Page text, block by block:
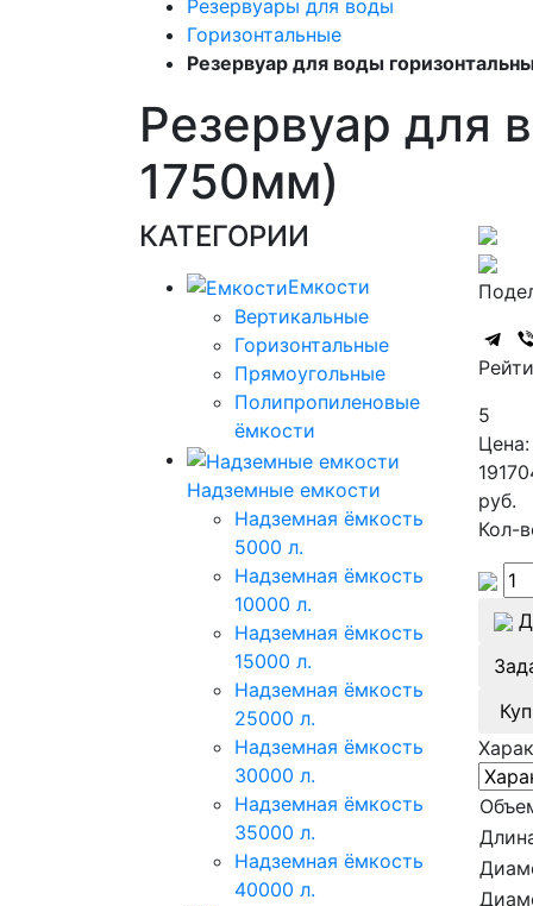
Резервуары для воды
Горизонтальные
Резервуар для воды
Резервуар для
1750мм)
КАТЕГОРИИ
Емкости
Вертикальные
Горизонтальные
Прямоугольные
Полипропиленовые
ёмкости
Надземные емкости
Надземная ёмкость
5000 л.
Надземная ёмкость
10000 л.
Надземная ёмкость
15000 л.
Надземная ёмкость
25000 л.
Надземная ёмкость
30000 л.
Надземная ёмкость
35000 л.
Надземная ёмкость
40000 л.
5
Цена:
руб.
Кол-